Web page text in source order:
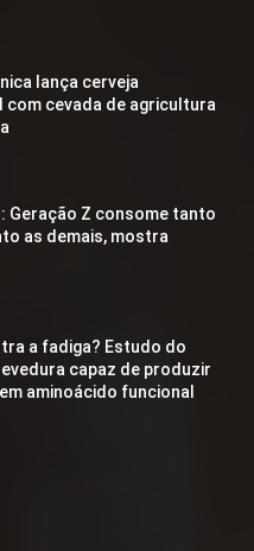
lança cerveja
com cevada de agricultura
Geração Z consome tanto
as demais, mostra
a fadiga? Estudo do
capaz de produzir
aminoácido funcional